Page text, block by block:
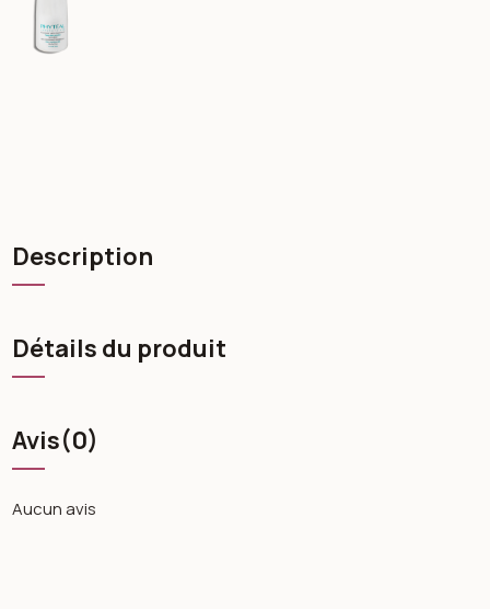
Description
Détails du produit
Avis(0)
Aucun avis